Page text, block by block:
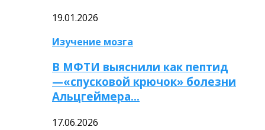
19.01.2026
Изучение мозга
В МФТИ выяснили как пептид
—«спусковой крючок» болезни
Альцгеймера…
17.06.2026